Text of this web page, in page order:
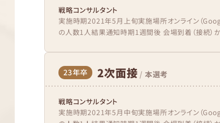
戦略コンサルタント
実施時期2021年5月上旬実施場所オンライン（
の人数1人結果通知時期1週間後 会場到着（接続）
23年卒 2次面接 / 本選考
戦略コンサルタント
実施時期2021年5月中旬実施場所オンライン（